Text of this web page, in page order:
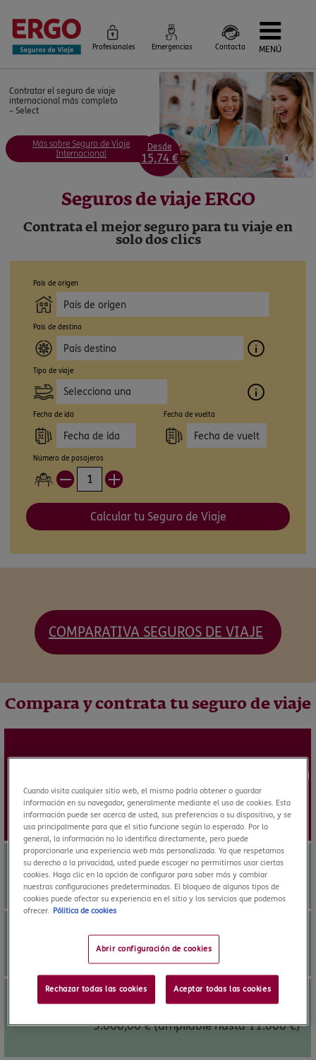
Profesionales Emergencias Contacta MENÚ
Seguros por destino
Más Seguros
Información Corporativa
Servicios
Contratar el seguro de viaje
internacional más completo
– Select
Más sobre Seguro de Viaje
Internacional
Desde
15,74 €
Seguros de viaje ERGO
Contrata el mejor seguro para tu viaje en
solo dos clics
País de origen
País de destino
Tipo de viaje
Selecciona una
opción
Fecha de ida Fecha de vuelta
Número de pasajeros
Calcular tu Seguro de Viaje
COMPARATIVA SEGUROS DE VIAJE
Compara y contrata tu seguro de viaje
desde15,74€
Asistencia médica:
ilimitado
5.000,00 € (ampliable hasta 11.000 €)
Cuando visita cualquier sitio web, el mismo podría obtener o guardar
información en su navegador, generalmente mediante el uso de cookies. Esta
información puede ser acerca de usted, sus preferencias o su dispositivo, y se
usa principalmente para que el sitio funcione según lo esperado. Por lo
general, la información no lo identifica directamente, pero puede
proporcionarle una experiencia web más personalizada. Ya que respetamos
su derecho a la privacidad, usted puede escoger no permitirnos usar ciertas
cookies. Haga clic en la opción de configurar para saber más y cambiar
nuestras configuraciones predeterminadas. El bloqueo de algunos tipos de
cookies puede afectar su experiencia en el sitio y los servicios que podemos
ofrecer.
Pólitica de cookies
Abrir configuración de cookies
Rechazar todas las cookies Aceptar todas las cookies